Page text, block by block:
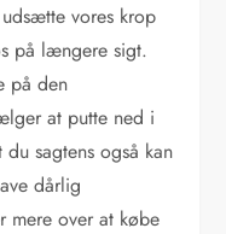
vores krop
på længere sigt.
på den
at putte ned i
sagtens også kan
dårlig
mere over at købe